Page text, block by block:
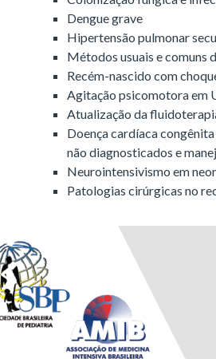
Dengue grave
Hipertensão pulmonar
Métodos usuais e comuns
Recém-nascido com
Agitação psicomotora em
Atualização da
Doença cardíaca
não diagnosticados e
Neurointensivismo em
Patologias cirúrgicas no